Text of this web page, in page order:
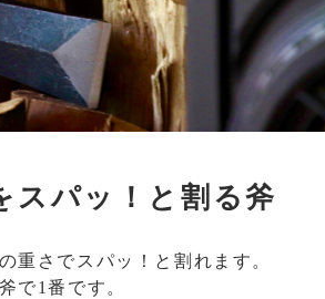
スパッ！と割る斧
重さでスパッ！と割れます。
で1番です。